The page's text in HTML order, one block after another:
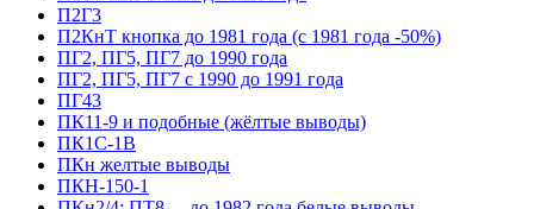
П2Г3
П2КнТ кнопка до 1981 года (с 1981 года -50%)
ПГ2, ПГ5, ПГ7 до 1990 года
ПГ2, ПГ5, ПГ7 с 1990 до 1991 года
ПГ43
ПК11-9 и подобные (жёлтые выводы)
ПК1С-1В
ПКн желтые выводы
ПКН-150-1